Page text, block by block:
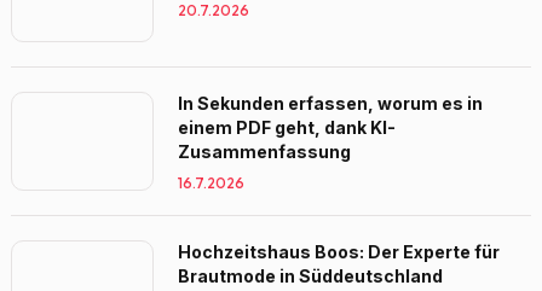
20.7.2026
In Sekunden erfassen, worum es in
einem PDF geht, dank KI-
Zusammenfassung
16.7.2026
Hochzeitshaus Boos: Der Experte für
Brautmode in Süddeutschland